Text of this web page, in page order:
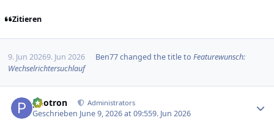
Zitieren
9. Jun 20269. Jun 2026 Ben77changed the title to Featurewunsch:
Wechselrichtersuchlauf
photron Administrators
Geschrieben June 9, 2026 at 09:559. Jun 2026